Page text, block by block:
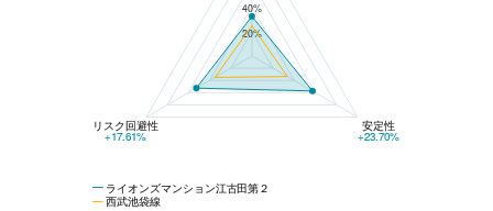
40%
20%
ライオンズマンション江古田第２
西武池袋線
リスク回避性
+17.61%
安定性
+23.70%